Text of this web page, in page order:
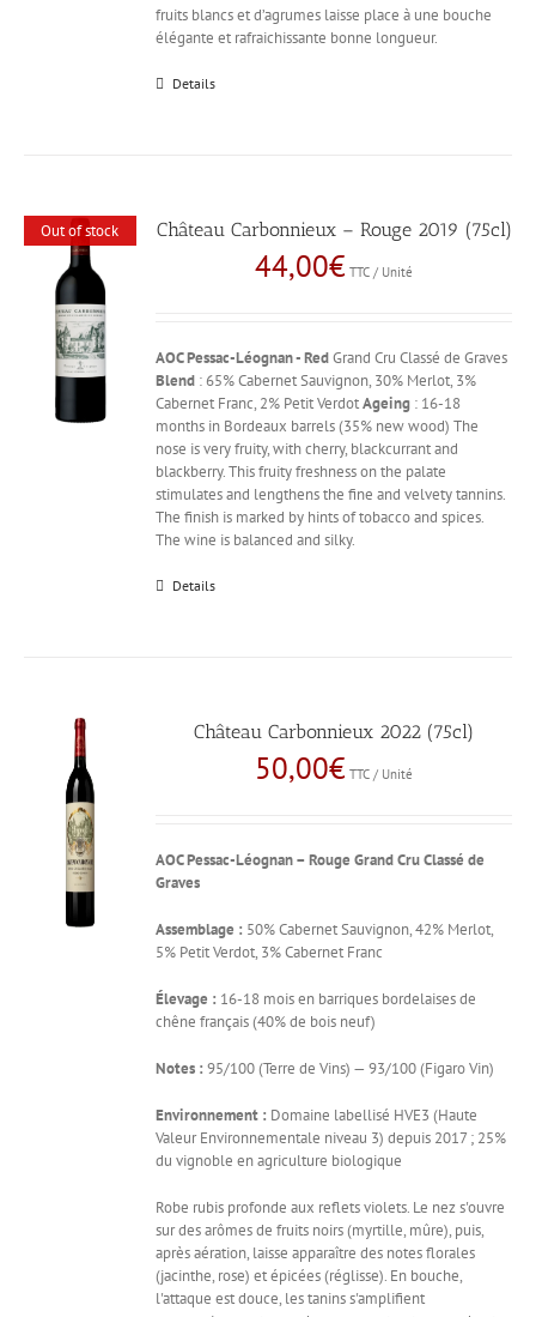
fruits blancs et d’agrumes laisse place à une bouche
élégante et rafraichissante bonne longueur.
Details
Out of stock Château Carbonnieux – Rouge 2019 (75cl)
44,00€ TTC / Unité
AOC Pessac-Léognan - RedGrand Cru Classé de Graves
Blend : 65% Cabernet Sauvignon, 30% Merlot, 3%
Cabernet Franc, 2% Petit VerdotAgeing : 16-18
months in Bordeaux barrels (35% new wood) The
nose is very fruity, with cherry, blackcurrant and
blackberry. This fruity freshness on the palate
stimulates and lengthens the fine and velvety tannins.
The finish is marked by hints of tobacco and spices.
The wine is balanced and silky.
Details
Château Carbonnieux 2022 (75cl)
50,00€ TTC / Unité
AOC Pessac-Léognan – Rouge Grand Cru Classé de
Graves
Assemblage : 50% Cabernet Sauvignon, 42% Merlot,
5% Petit Verdot, 3% Cabernet Franc
Élevage : 16-18 mois en barriques bordelaises de
chêne français (40% de bois neuf)
Notes : 95/100 (Terre de Vins) — 93/100 (Figaro Vin)
Environnement : Domaine labellisé HVE3 (Haute
Valeur Environnementale niveau 3) depuis 2017 ; 25%
du vignoble en agriculture biologique
Robe rubis profonde aux reflets violets. Le nez s'ouvre
sur des arômes de fruits noirs (myrtille, mûre), puis,
après aération, laisse apparaître des notes florales
(jacinthe, rose) et épicées (réglisse). En bouche,
l'attaque est douce, les tanins s'amplifient